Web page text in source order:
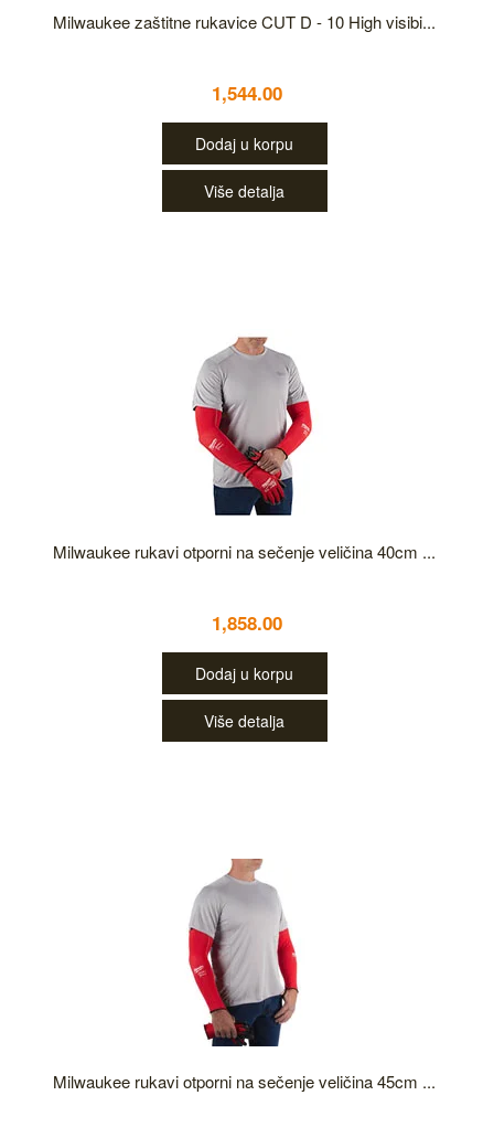
Milwaukee zaštitne rukavice CUT D - 10 High visibi...
1,544.00
Dodaj u korpu
Više detalja
Milwaukee rukavi otporni na sečenje veličina 40cm ...
1,858.00
Dodaj u korpu
Više detalja
Milwaukee rukavi otporni na sečenje veličina 45cm ...